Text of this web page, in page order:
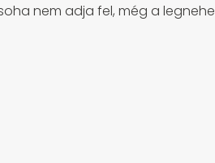
nem adja fel, még a